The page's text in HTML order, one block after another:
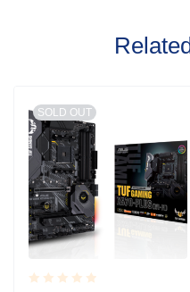
SOLD OUT